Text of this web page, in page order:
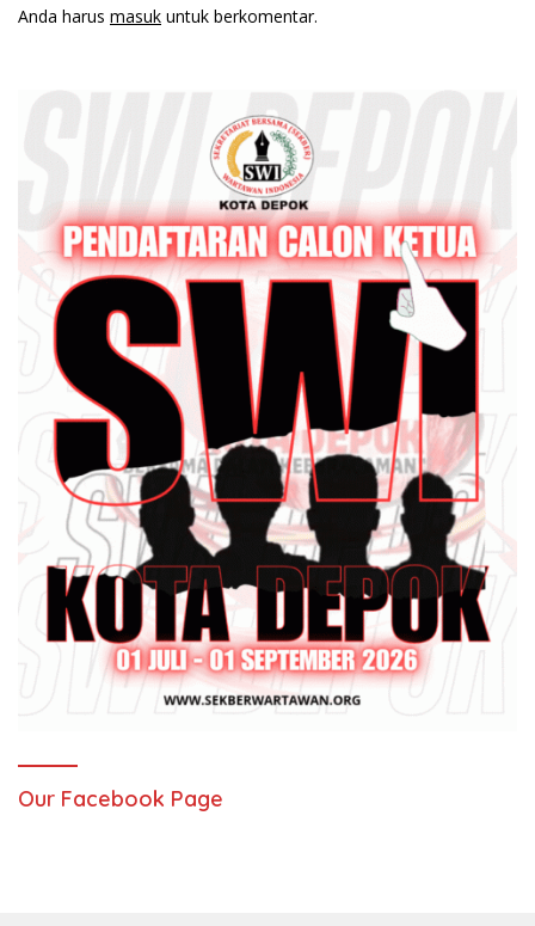
Anda harus masuk untuk berkomentar.
Our Facebook Page